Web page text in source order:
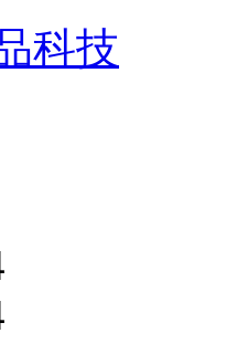
科技